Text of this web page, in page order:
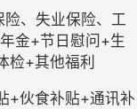
、失业保险、工
金+节日慰问+生
检+其他福利
+伙食补贴+通讯补